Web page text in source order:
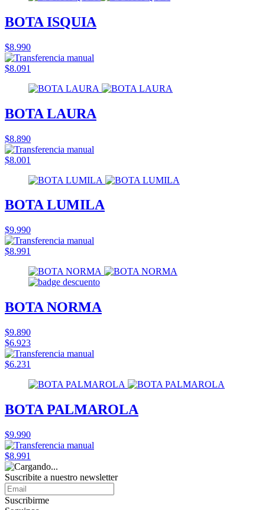
BOTA ISQUIA
$8.990
$8.091
BOTA LAURA
$8.890
$8.001
BOTA LUMILA
$9.990
$8.991
BOTA NORMA
$9.890
$6.923
$6.231
BOTA PALMAROLA
$9.990
$8.991
Suscribite a nuestro newsletter
Suscribirme